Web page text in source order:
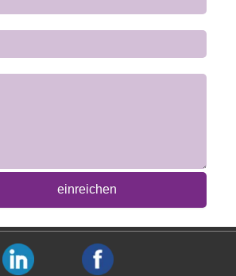
einreichen